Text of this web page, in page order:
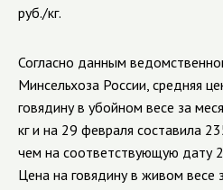
руб./кг.
Согласно данным
Минсельхоза России, средняя
говядину в убойном весе за
кг и на 29 февраля составила
чем на соответствующую дату
Цена на говядину в живом весе